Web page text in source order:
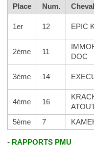
Place
Num. Cheval
1er 12 EPIC
2ème 11
DOC
3ème 14
4ème 16
5ème 7
- RAPPORTS PMU